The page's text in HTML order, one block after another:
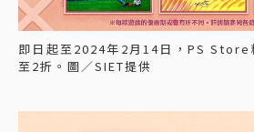
即日起至2024年2月14日，PS Store
至2折。圖／SIET提供